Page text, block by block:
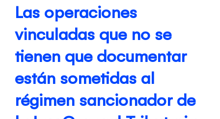
Las operaciones
vinculadas que no se
tienen que documentar
están sometidas al
régimen sancionador de